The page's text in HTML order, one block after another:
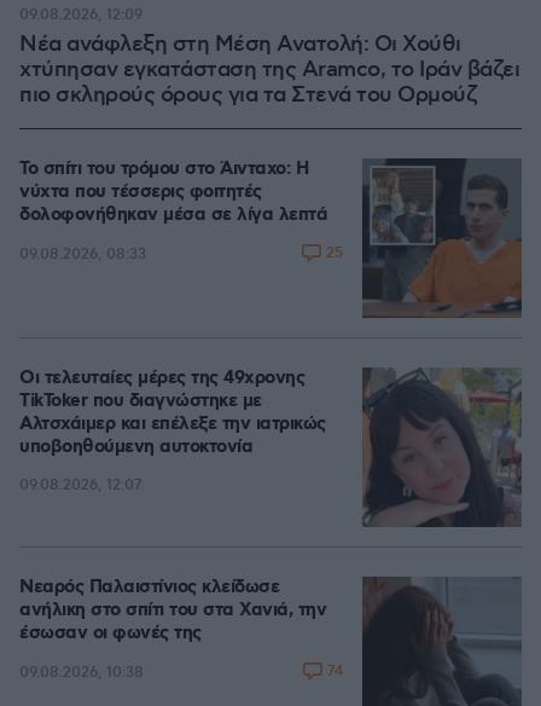
Νέα ανάφλεξη στη Μέση Ανατολή: Οι Χούθι
χτύπησαν εγκατάσταση της Aramco, το Ιράν βάζει
πιο σκληρούς όρους για τα Στενά του Ορμούζ
09.08.2026, 12:09
Το σπίτι του τρόμου στο Άινταχο: Η
νύχτα που τέσσερις φοιτητές
δολοφονήθηκαν μέσα σε λίγα λεπτά
09.08.2026, 08:33 25
Οι τελευταίες μέρες της 49χρονης
TikToker που διαγνώστηκε με
Αλτσχάιμερ και επέλεξε την ιατρικώς
υποβοηθούμενη αυτοκτονία
09.08.2026, 12:07
Νεαρός Παλαιστίνιος κλείδωσε
ανήλικη στο σπίτι του στα Χανιά, την
έσωσαν οι φωνές της
09.08.2026, 10:38 74